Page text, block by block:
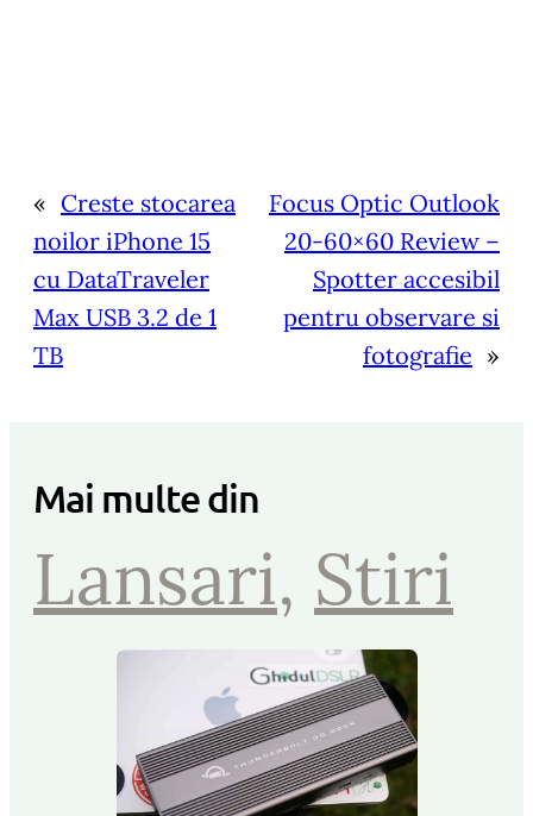
« Creste stocarea
noilor iPhone 15
cu DataTraveler
Max USB 3.2 de 1
TB
Focus Optic Outlook
20-60×60 Review –
Spotter accesibil
pentru observare si
fotografie »
Mai multe din
Lansari, Stiri